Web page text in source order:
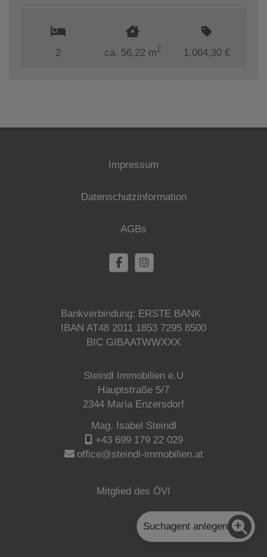
2 ca. 56,22 m2 1.064,30 €
Impressum
Datenschutzinformation
AGBs
Bankverbindung: ERSTE BANK
IBAN AT48 2011 1853 7295 8500
BIC GIBAATWWXXX
Steindl Immobilien e.U
Hauptstraße 5/7
2344 Maria Enzersdorf
Mag. Isabel Steindl
+43 699 179 22 029
office@steindl-immobilien.at
Mitglied des ÖVI
Suchagent anlegen